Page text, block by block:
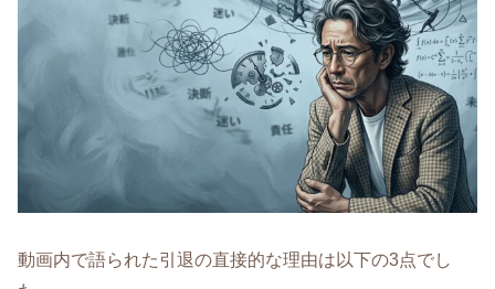
動画内で語られた引退の直接的な理由は以下の3点でし